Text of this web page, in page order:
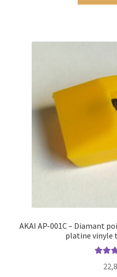
AKAI AP-001C – Diamant
platine vinyle
5